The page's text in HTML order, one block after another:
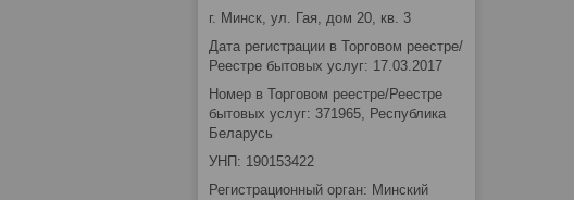
г. Минск, ул. Гая, дом 20, кв. 3
Дата регистрации в Торговом реестре/
Реестре бытовых услуг: 17.03.2017
Номер в Торговом реестре/Реестре
бытовых услуг: 371965, Республика
Беларусь
УНП: 190153422
Регистрационный орган: Минский